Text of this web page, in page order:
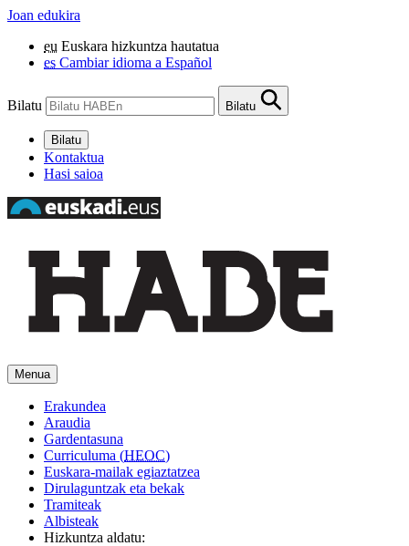
Joan edukira
eu Euskara hizkuntza hautatua
es Cambiar idioma a Español
Bilatu Bilatu
Bilatu
Kontaktua
Hasi saioa
Menua
Erakundea
Araudia
Gardentasuna
Curriculuma (HEOC)
Euskara-mailak egiaztatzea
Dirulaguntzak eta bekak
Tramiteak
Albisteak
Hizkuntza aldatu: